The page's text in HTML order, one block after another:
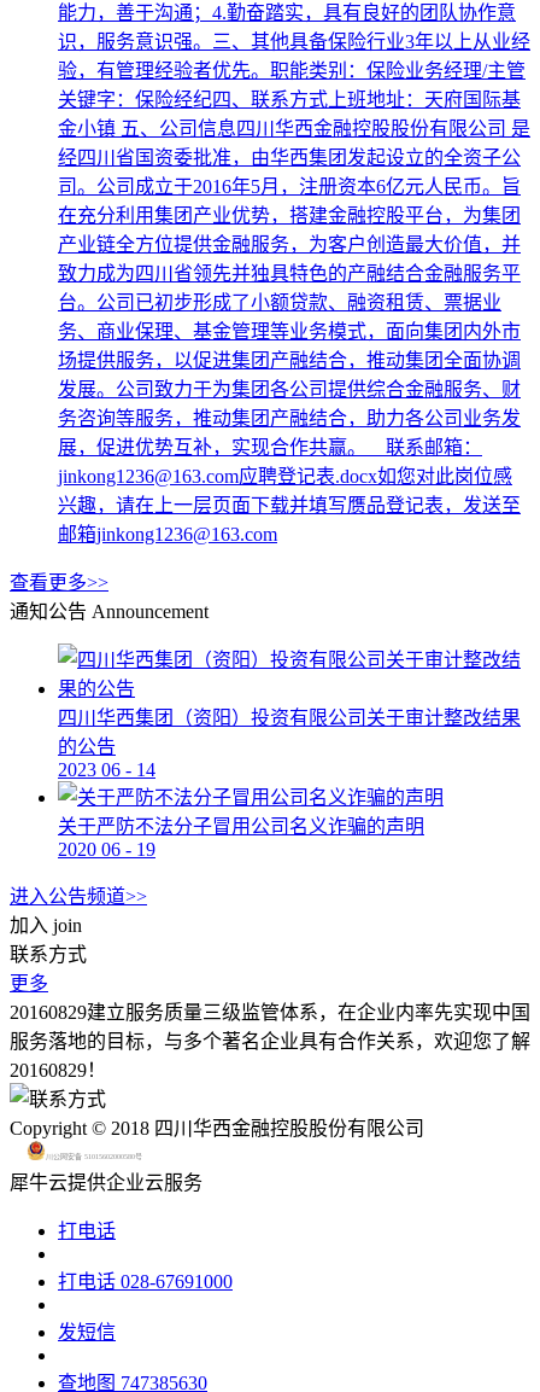
能力，善于沟通；4.勤奋踏实，具有良好的团队协作意
识，服务意识强。三、其他具备保险行业3年以上从业经
验，有管理经验者优先。职能类别：保险业务经理/主管
关键字：保险经纪四、联系方式上班地址：天府国际基
金小镇 五、公司信息四川华西金融控股股份有限公司 是
经四川省国资委批准，由华西集团发起设立的全资子公
司。公司成立于2016年5月，注册资本6亿元人民币。旨
在充分利用集团产业优势，搭建金融控股平台，为集团
产业链全方位提供金融服务，为客户创造最大价值，并
致力成为四川省领先并独具特色的产融结合金融服务平
台。公司已初步形成了小额贷款、融资租赁、票据业
务、商业保理、基金管理等业务模式，面向集团内外市
场提供服务，以促进集团产融结合，推动集团全面协调
发展。公司致力于为集团各公司提供综合金融服务、财
务咨询等服务，推动集团产融结合，助力各公司业务发
展，促进优势互补，实现合作共赢。 联系邮箱：
jinkong1236@163.com应聘登记表.docx如您对此岗位感
兴趣，请在上一层页面下载并填写赝品登记表，发送至
邮箱jinkong1236@163.com
查看更多>>
通知公告 Announcement
四川华西集团（资阳）投资有限公司关于审计整改结果
的公告
2023 06 - 14
关于严防不法分子冒用公司名义诈骗的声明
2020 06 - 19
进入公告频道>>
加入 join
联系方式
更多
20160829建立服务质量三级监管体系，在企业内率先实现中国
服务落地的目标，与多个著名企业具有合作关系，欢迎您了解
20160829！
Copyright © 2018 四川华西金融控股股份有限公司
川公网安备 51015602000580号
犀牛云提供企业云服务
打电话
打电话 028-67691000
发短信
查地图 747385630